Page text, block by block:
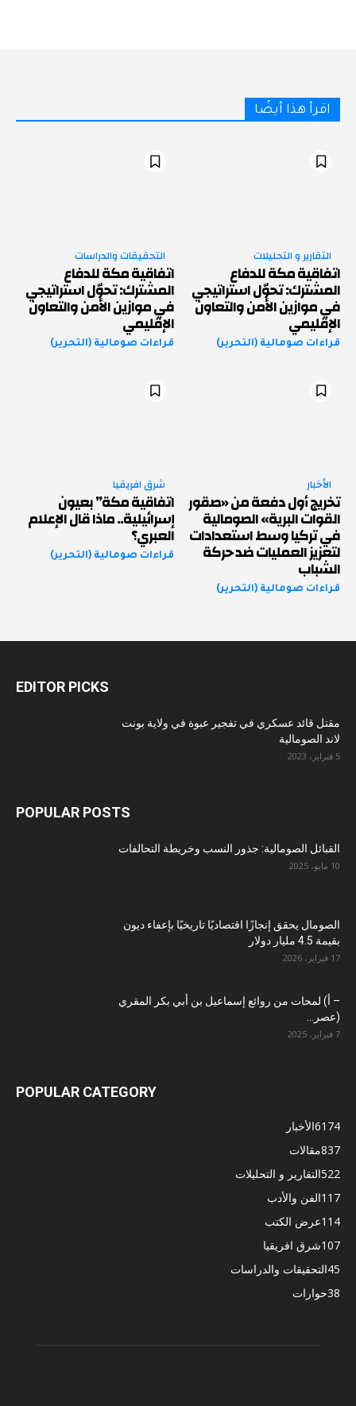
اقرأ هذا أيضًا
التقارير و التحليلات
اتفاقية مكة للدفاع
المشترك: تحوّل استراتيجي
في موازين الأمن والتعاون
الإقليمي
قراءات صومالية (التحرير)
التحقيقات والدراسات
اتفاقية مكة للدفاع
المشترك: تحوّل استراتيجي
في موازين الأمن والتعاون
الإقليمي
قراءات صومالية (التحرير)
الأخبار
تخريج أول دفعة من «صقور
القوات البرية» الصومالية
في تركيا وسط استعدادات
لتعزيز العمليات ضد حركة
الشباب
قراءات صومالية (التحرير)
شرق افريقيا
اتفاقية مكة” بعيون
إسرائيلية.. ماذا قال الإعلام
العبري؟
قراءات صومالية (التحرير)
EDITOR PICKS
مقتل قائد عسكري في تفجير عبوة في ولاية بونت
لاند الصومالية
5 فبراير، 2023
POPULAR POSTS
القبائل الصومالية: جذور النسب وخريطة التحالفات
10 مايو، 2025
الصومال يحقق إنجازًا اقتصاديًا تاريخيًا بإعفاء ديون
بقيمة 4.5 مليار دولار
17 فبراير، 2026
– أ) لمحات من روائع إسماعيل بن أبي بكر المقري
(عصر...
7 فبراير، 2025
POPULAR CATEGORY
الأخبار6174
مقالات837
التقارير و التحليلات522
الفن والأدب117
عرض الكتب114
شرق افريقيا107
التحقيقات والدراسات45
حوارات38